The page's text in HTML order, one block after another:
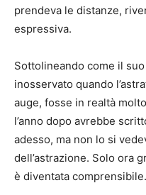
prendeva le distanze,
espressiva.
Sottolineando come il
inosservato quando
auge, fosse in realtà
l’anno dopo avrebbe
adesso, ma non lo si
dell’astrazione. Solo ora
è diventata comprensibile.